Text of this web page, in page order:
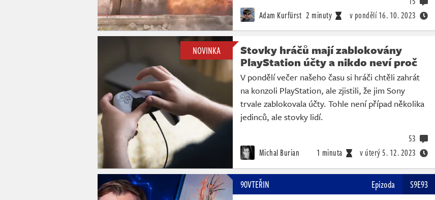
Adam Kurfürst 2 minuty v pondělí16. 10. 2023
NOVINKA
Stovky hráčů mají zablokovány
PlayStation účty a nikdo neví proč
V pondělí večer našeho času si hráči chtěli zahrát
na konzoli PlayStation, ale zjistili, že jim Sony
trvale zablokovala účty. Tohle není případ několika
jedinců, ale stovky lidí.
Michal Burian 1 minuta v úterý 5. 12. 2023
53
90VTEŘIN Epizoda S9E93